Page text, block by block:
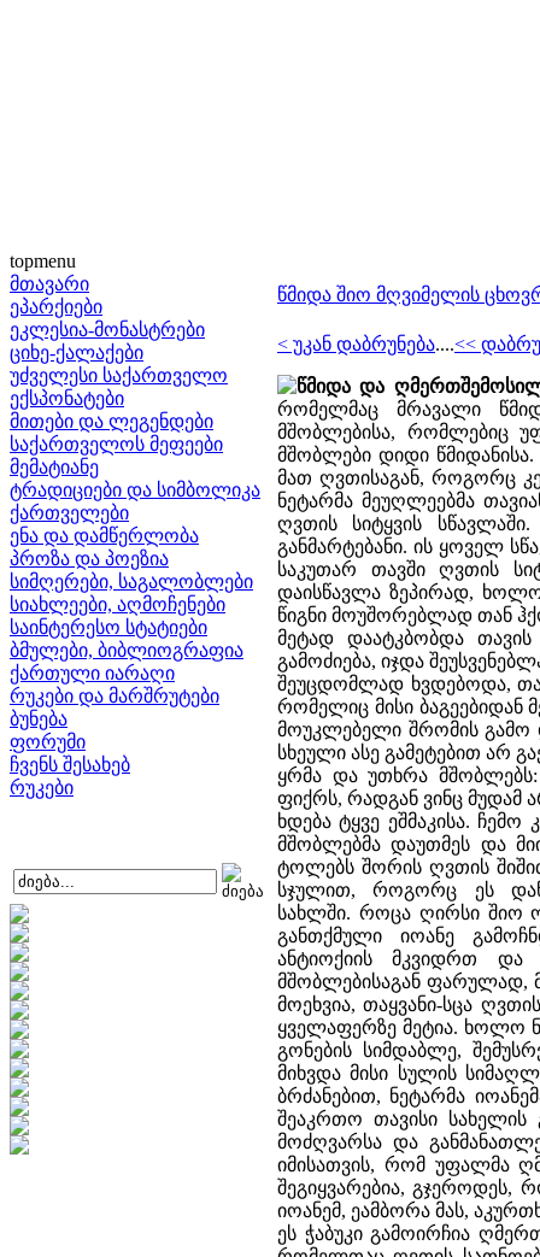
topmenu
მთავარი
ეპარქიები
ეკლესია-მონასტრები
ციხე-ქალაქები
უძველესი საქართველო
ექსპონატები
მითები და ლეგენდები
საქართველოს მეფეები
მემატიანე
ტრადიციები და სიმბოლიკა
ქართველები
ენა და დამწერლობა
პროზა და პოეზია
სიმღერები, საგალობლები
სიახლეები, აღმოჩენები
საინტერესო სტატიები
ბმულები, ბიბლიოგრაფია
ქართული იარაღი
რუკები და მარშრუტები
ბუნება
ფორუმი
ჩვენს შესახებ
რუკები
წმიდა შიო მღვიმელის
< უკან დაბრუნება....<<
წმიდა და
რომელმაც მრავალი
მშობლებისა, რომლებიც
მშობლები დიდი
მათ ღვთისაგან, როგორც
ნეტარმა მეუღლეებმა
ღვთის სიტყვის
განმარტებანი. ის ყოველ
საკუთარ თავში ღვთის
დაისწავლა ზეპირად,
წიგნი მოუშორებლად თან
მეტად დაატკბობდა
გამოძიება, იჯდა
შეუცდომლად ხვდებოდა,
რომელიც მისი ბაგეებიდან
მოუკლებელი შრომის გამო
სხეული ასე გამეტებით არ
ყრმა და უთხრა
ფიქრს, რადგან ვინც მუდამ
ხდება ტყვე ეშმაკისა.
მშობლებმა დაუთმეს და
ტოლებს შორის ღვთის
სჯულით, როგორც ეს
სახლში. როცა ღირსი შიო
განთქმული იოანე
ანტიოქიის მკვიდრთ
მშობლებისაგან ფარულად,
მოეხვია, თაყვანი-სცა
ყველაფერზე მეტია. ხოლო
გონების სიმდაბლე,
მიხვდა მისი სულის
ბრძანებით, ნეტარმა
შეაკრთო თავისი სახელის
მოძღვარსა და
იმისათვის, რომ უფალმა
შეგიყვარებია, გჯეროდეს,
იოანემ, ეამბორა მას,
ეს ჭაბუკი გამოირჩია